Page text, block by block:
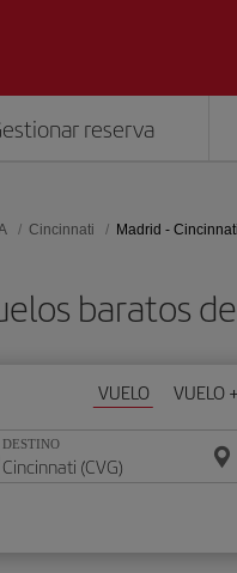
reserva
Cincinnati Madrid - Cincinnati
baratos
VUELO VUELO
DESTINO